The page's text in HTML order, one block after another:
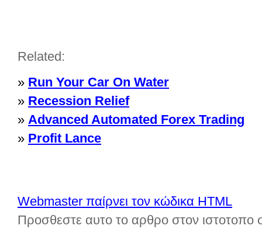
Related:
» Run Your Car On Water
» Recession Relief
» Advanced Automated Forex Trading
» Profit Lance
Webmaster παίρνει τον κώδικα HTML
Προσθεστε αυτο το αρθρο στον ιστοτοπο